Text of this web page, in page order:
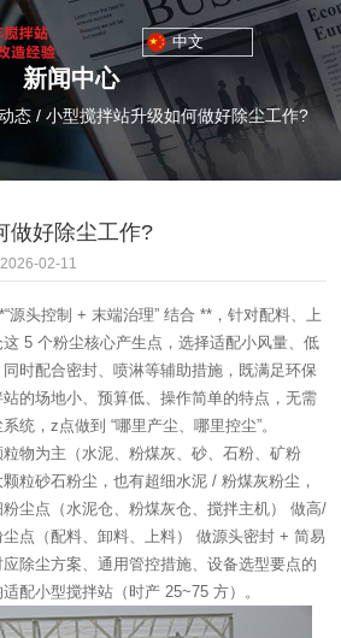
中文
新闻中心
态 / 小型搅拌站升级如何做好除尘工作?
做好除尘工作?
02-11
源头控制 + 末端治理” 结合 **，针对配料、上
5 个粉尘核心产生点，选择适配小风量、低
时配合密封、喷淋等辅助措施，既满足环保
的场地小、预算低、操作简单的特点，无需
统，z点做到 “哪里产尘、哪里控尘”。
物为主（水泥、粉煤灰、砂、石粉、矿粉
粒砂石粉尘，也有超细水泥 / 粉煤灰粉尘，
尘点（水泥仓、粉煤灰仓、搅拌主机） 做高/
点（配料、卸料、上料） 做源头密封 + 简易
除尘方案、通用管控措施、设备选型要点的
配小型搅拌站（时产 25~75 方）。